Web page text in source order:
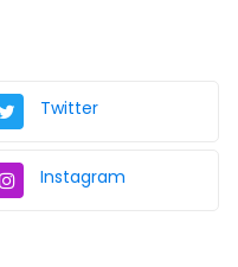
Twitter
Instagram